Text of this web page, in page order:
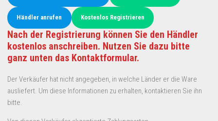
Händler anrufen Kostenlos Registrieren
Nach der Registrierung können Sie den Händler
kostenlos anschreiben. Nutzen Sie dazu bitte
ganz unten das Kontaktformular.
Der Verkäufer hat nicht angegeben, in welche Länder er die Ware
ausliefert. Um diese Informationen zu erhalten, kontaktieren Sie ihn
bitte.